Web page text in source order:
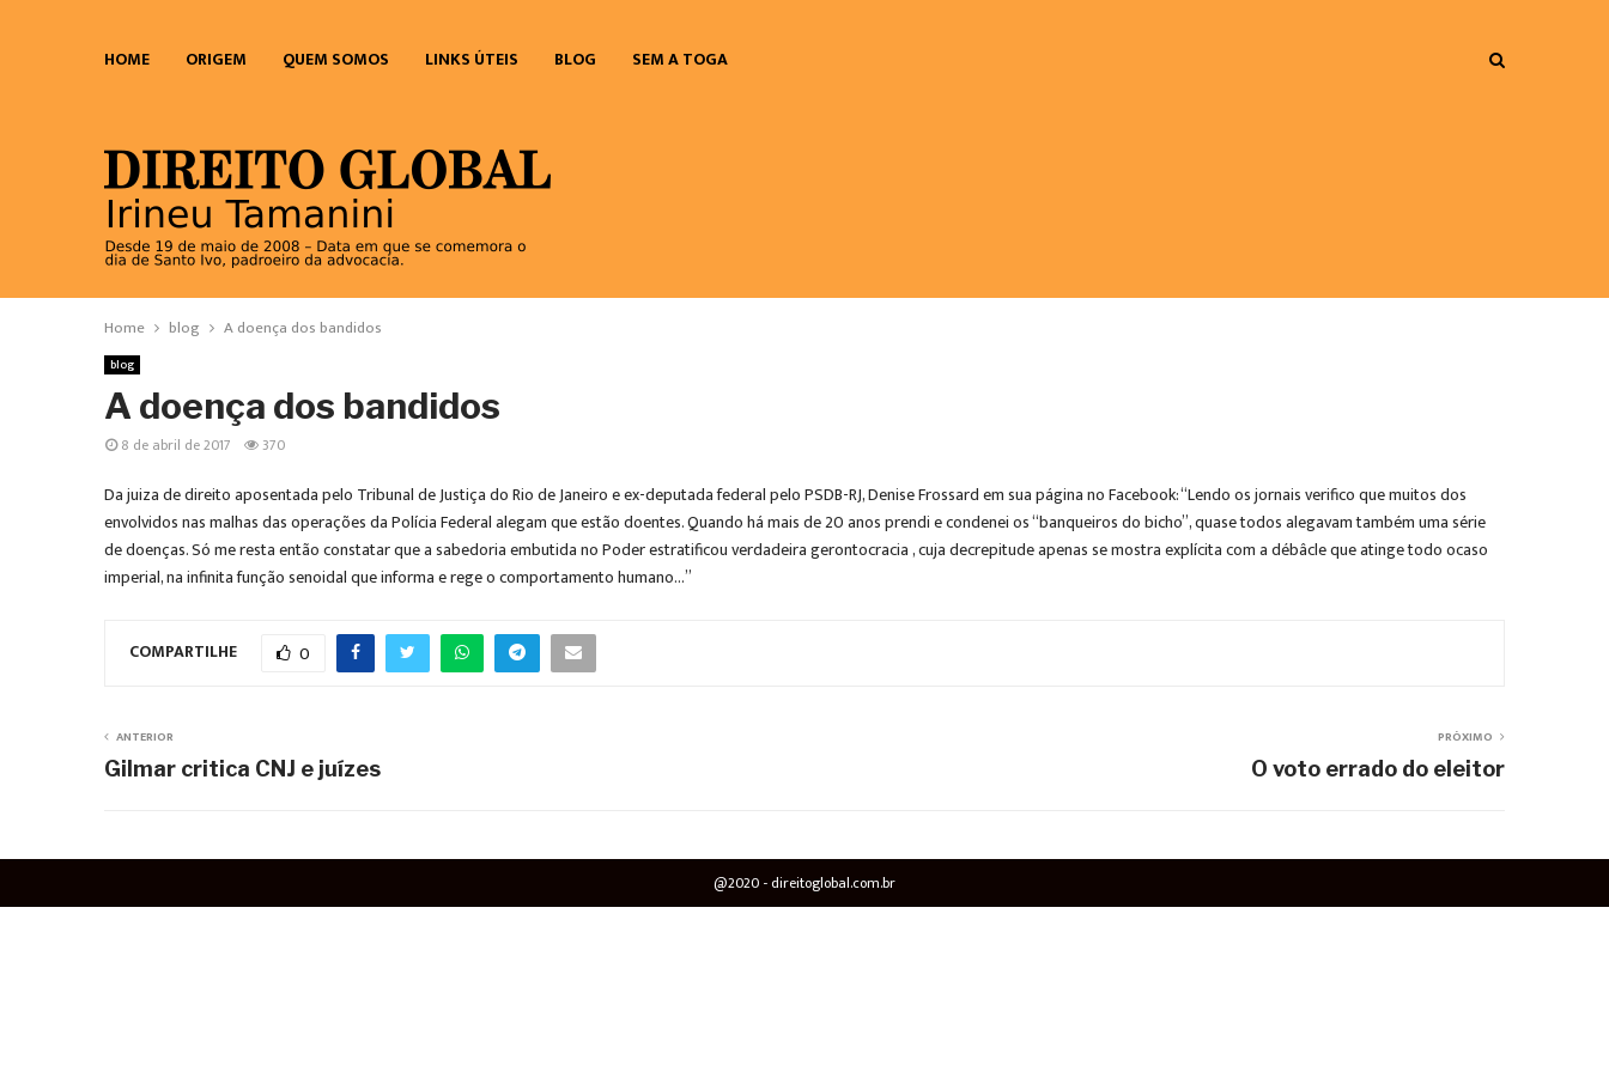
HOME ORIGEM QUEM SOMOS LINKS ÚTEIS BLOG SEM A TOGA
Home blog A doença dos bandidos
blog
A doença dos bandidos
8 de abril de 2017 370
Da juiza de direito aposentada pelo Tribunal de Justiça do Rio de Janeiro e ex-deputada federal pelo PSDB-RJ, Denise Frossard em sua página no Facebook: “Lendo os jornais verifico que muitos dos
envolvidos nas malhas das operações da Polícia Federal alegam que estão doentes. Quando há mais de 20 anos prendi e condenei os “banqueiros do bicho”, quase todos alegavam também uma série
de doenças. Só me resta então constatar que a sabedoria embutida no Poder estratificou verdadeira gerontocracia , cuja decrepitude apenas se mostra explícita com a débâcle que atinge todo ocaso
imperial, na infinita função senoidal que informa e rege o comportamento humano…”
COMPARTILHE 0
ANTERIOR
Gilmar critica CNJ e juízes
PRÓXIMO
O voto errado do eleitor
@2020 - direitoglobal.com.br